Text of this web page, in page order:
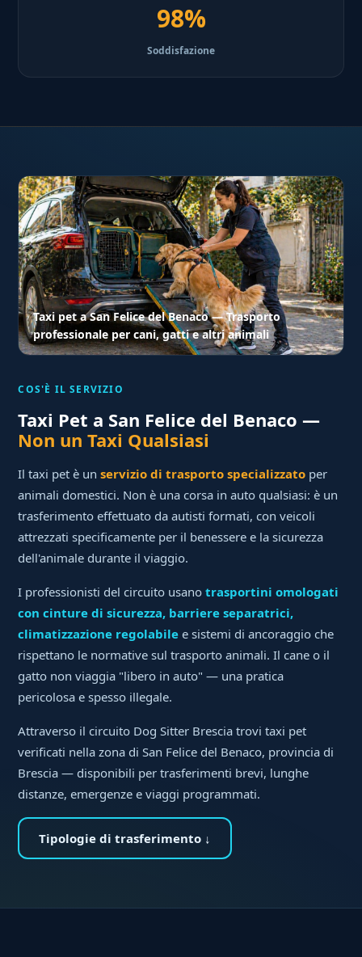
98%
Soddisfazione
Taxi pet a San Felice del Benaco — Trasporto
professionale per cani, gatti e altri animali
COS'È IL SERVIZIO
Taxi Pet a San Felice del Benaco —
Non un Taxi Qualsiasi
Il taxi pet è unservizio di trasporto specializzato per
animali domestici. Non è una corsa in auto qualsiasi: è un
trasferimento effettuato da autisti formati, con veicoli
attrezzati specificamente per il benessere e la sicurezza
dell'animale durante il viaggio.
I professionisti del circuito usanotrasportini omologati
con cinture di sicurezza, barriere separatrici,
climatizzazione regolabile e sistemi di ancoraggio che
rispettano le normative sul trasporto animali. Il cane o il
gatto non viaggia "libero in auto" — una pratica
pericolosa e spesso illegale.
Attraverso il circuito Dog Sitter Brescia trovi taxi pet
verificati nella zona di San Felice del Benaco, provincia di
Brescia — disponibili per trasferimenti brevi, lunghe
distanze, emergenze e viaggi programmati.
Tipologie di trasferimento ↓